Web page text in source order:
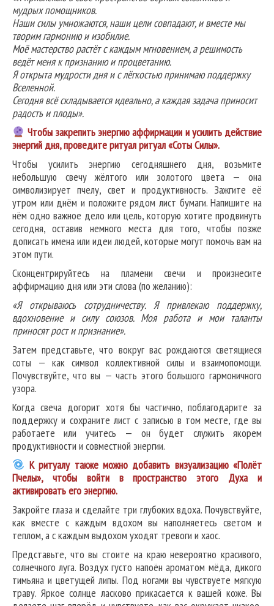
мудрых помощников.
Наши силы умножаются, наши цели совпадают, и вместе мы
творим гармонию и изобилие.
Моё мастерство растёт с каждым мгновением, а решимость
ведёт меня к признанию и процветанию.
Я открыта мудрости дня и с лёгкостью принимаю поддержку
Вселенной.
Сегодня всё складывается идеально, а каждая задача приносит
радость и плоды».
Чтобы закрепить энергию аффирмации и усилить действие
энергий дня, проведите ритуал ритуал «Соты Силы».
Чтобы усилить энергию сегодняшнего дня, возьмите
небольшую свечу жёлтого или золотого цвета — она
символизирует пчелу, свет и продуктивность. Зажгите её
утром или днём и положите рядом лист бумаги. Напишите на
нём одно важное дело или цель, которую хотите продвинуть
сегодня, оставив немного места для того, чтобы позже
дописать имена или идеи людей, которые могут помочь вам на
этом пути.
Сконцентрируйтесь на пламени свечи и произнесите
аффирмацию дня или эти слова (по желанию):
«Я открываюсь сотрудничеству. Я привлекаю поддержку,
вдохновение и силу союзов. Моя работа и мои таланты
приносят рост и признание».
Затем представьте, что вокруг вас рождаются светящиеся
соты — как символ коллективной силы и взаимопомощи.
Почувствуйте, что вы — часть этого большого гармоничного
узора.
Когда свеча догорит хотя бы частично, поблагодарите за
поддержку и сохраните лист с записью в том месте, где вы
работаете или учитесь — он будет служить якорем
продуктивности и совместной энергии.
К ритуалу также можно добавить визуализацию «Полёт
Пчелы», чтобы войти в пространство этого Духа и
активировать его энергию.
Закройте глаза и сделайте три глубоких вдоха. Почувствуйте,
как вместе с каждым вдохом вы наполняетесь светом и
теплом, а с каждым выдохом уходят тревоги и хаос.
Представьте, что вы стоите на краю невероятно красивого,
солнечного луга. Воздух густо напоён ароматом мёда, дикого
тимьяна и цветущей липы. Под ногами вы чувствуете мягкую
траву. Яркое солнце ласково прикасается к вашей коже. Вы